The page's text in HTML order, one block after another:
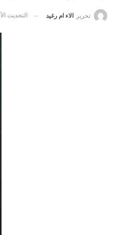
تحرير الاء ام رغيد التحديث